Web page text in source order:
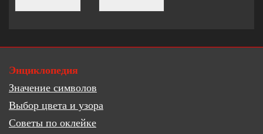
Энциклопедия
Значение символов
Выбор цвета и узора
Советы по оклейке